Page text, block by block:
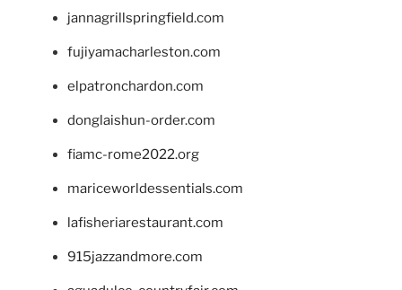
jannagrillspringfield.com
fujiyamacharleston.com
elpatronchardon.com
donglaishun-order.com
fiamc-rome2022.org
mariceworldessentials.com
lafisheriarestaurant.com
915jazzandmore.com